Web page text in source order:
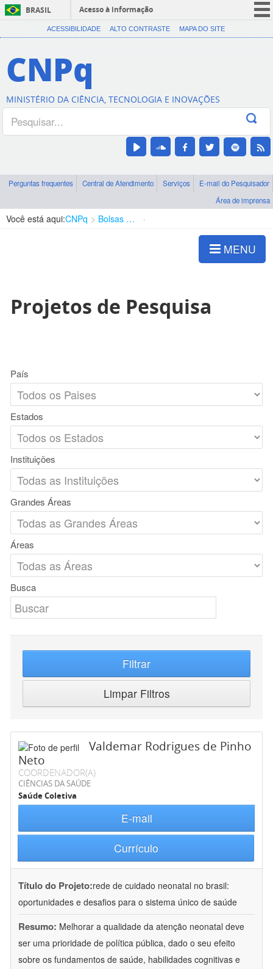
BRASIL
Acesso à informação
CORONAVÍRUS (COVID-19)
Canais
ACESSIBILIDADE ALTO CONTRASTE MAPA DO SITE
CNPq
MINISTÉRIO DA CIÊNCIA, TECNOLOGIA E INOVAÇÕES
Perguntas frequentes Central de Atendimento Serviços
E-mail do Pesquisador
Área de imprensa
Você está aqui:CNPq Bolsas e Auxílios Vigentes
MENU
Projetos de Pesquisa
País
Estados
Instituições
Grandes Áreas
Áreas
Busca
Filtrar
Limpar Filtros
Valdemar Rodrigues de Pinho
Neto
COORDENADOR(A)
CIÊNCIAS DA SAÚDE
Saúde Coletiva
E-mail
Currículo
Título do Projeto:rede de cuidado neonatal no brasil:
oportunidades e desafios para o sistema único de saúde
Resumo: Melhorar a qualidade da atenção neonatal deve
ser uma prioridade de política pública, dado o seu efeito
sobre os fundamentos de saúde, habilidades cognitivas e